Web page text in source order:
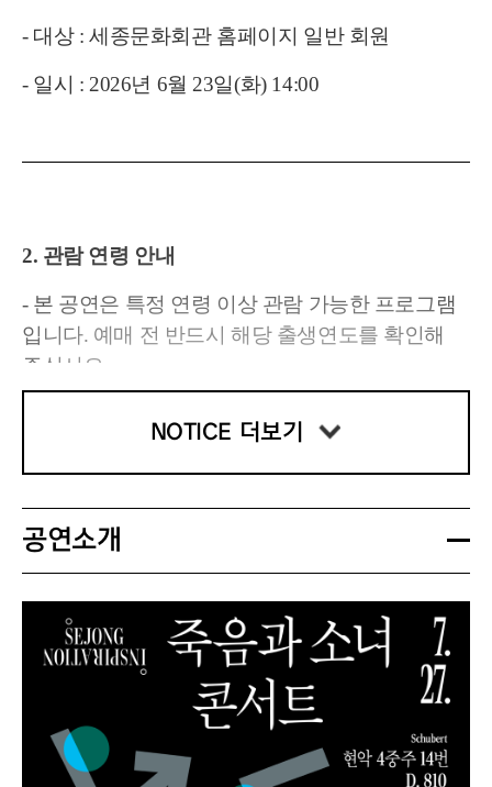
- 대상 : 세종문화회관 홈페이지 일반 회원
- 일시 : 2026년 6월 23일(화) 14:00
2. 관람 연령 안내
- 본 공연은 특정 연령 이상 관람 가능한 프로그램
입니다. 예매 전 반드시 해당 출생연도를 확인해
주십시오.
반 여부와 관계없이 객석 입장이 불가합니다.
증, 모바일 신분증, 청소년증 또는 발급신청확인서
등)을 반드시 지참해 주십시오.
- 증빙 미지참으로 인한 당일 현장 취소 및 환불은
불가합니다.
NOTICE 더보기
공연소개